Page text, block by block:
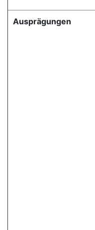
Ausprägungen